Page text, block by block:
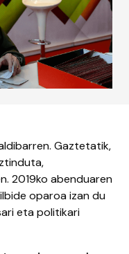
Gaztetatik,
2019ko abenduaren
oparoa izan du
eta politikari